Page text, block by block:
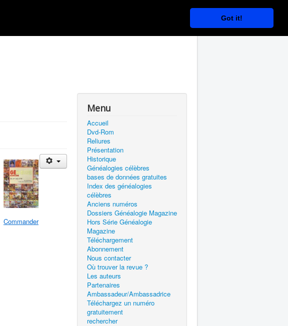
Got it!
Commander
Menu
Accueil
Dvd-Rom
Reliures
Présentation
Historique
Généalogies célèbres
bases de données gratuites
Index des généalogies
célèbres
Anciens numéros
Dossiers Généalogie Magazine
Hors Série Généalogie
Magazine
Téléchargement
Abonnement
Nous contacter
Où trouver la revue ?
Les auteurs
Partenaires
Ambassadeur/Ambassadrice
Téléchargez un numéro
gratuitement
rechercher